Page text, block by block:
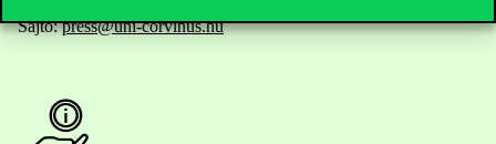
Sajtó:press@uni-corvinus.hu